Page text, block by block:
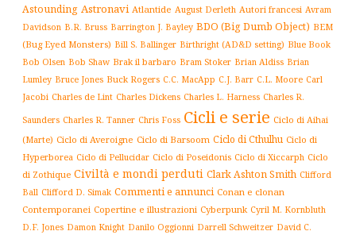
Astounding Astronavi Atlantide August Derleth Autori francesi Avram
Davidson B.R. Bruss Barrington J. Bayley BDO (Big Dumb Object) BEM
(Bug Eyed Monsters) Bill S. Ballinger Birthright (AD&D setting) Blue Book
Bob Olsen Bob Shaw Brak il barbaro Bram Stoker Brian Aldiss Brian
Lumley Bruce Jones Buck Rogers C.C. MacApp C.J. Barr C.L. Moore Carl
Jacobi Charles de Lint Charles Dickens Charles L. Harness Charles R.
Saunders Charles R. Tanner Chris Foss Cicli e serie Ciclo di Aihai
(Marte) Ciclo di Averoigne Ciclo di Barsoom Ciclo di Cthulhu Ciclo di
Hyperborea Ciclo di Pellucidar Ciclo di Poseidonis Ciclo di Xiccarph Ciclo
di Zothique Civiltà e mondi perduti Clark Ashton Smith Clifford
Ball Clifford D. Simak Commenti e annunci Conan e clonan
Contemporanei Copertine e illustrazioni Cyberpunk Cyril M. Kornbluth
D.F. Jones Damon Knight Danilo Oggionni Darrell Schweitzer David C.